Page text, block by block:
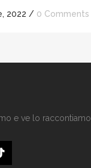
2022 / 0 Comments
e ve lo raccontiamo.